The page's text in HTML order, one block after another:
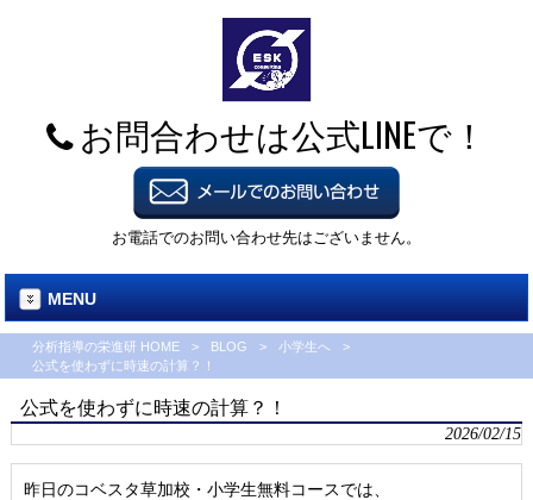
お問合わせは公式LINEで！
お電話でのお問い合わせ先はございません。
MENU
分析指導の栄進研 HOME > BLOG > 小学生へ
>
公式を使わずに時速の計算？！
公式を使わずに時速の計算？！
2026/02/15
昨日のコベスタ草加校・小学生無料コースでは、